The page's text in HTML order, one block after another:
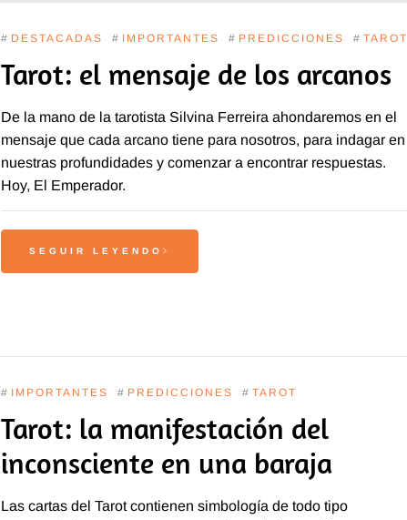
# DESTACADAS # IMPORTANTES # PREDICCIONES # TAROT
Tarot: el mensaje de los arcanos
De la mano de la tarotista Silvina Ferreira ahondaremos en el
mensaje que cada arcano tiene para nosotros, para indagar en
nuestras profundidades y comenzar a encontrar respuestas.
Hoy, El Emperador.
SEGUIR LEYENDO
# IMPORTANTES # PREDICCIONES # TAROT
Tarot: la manifestación del
inconsciente en una baraja
Las cartas del Tarot contienen simbología de todo tipo